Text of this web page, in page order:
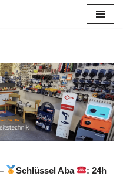
Schlüssel Aba
: 24h